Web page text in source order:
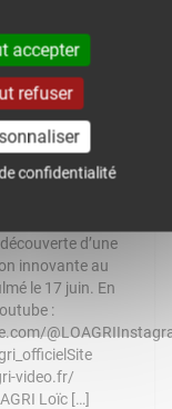
9S,
Loïc vous
chantier de
d’une
innovante au
le 17 juin. En
:
video.fr/
Loïc […]
accepter
refuser
confidentialité